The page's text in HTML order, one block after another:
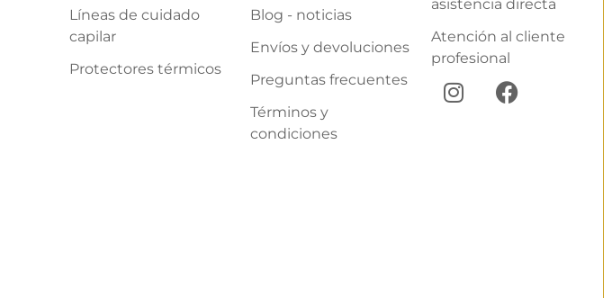
Líneas de cuidado
capilar
Protectores térmicos
Blog - noticias
Envíos y devoluciones
Preguntas frecuentes
Términos y
condiciones
asistencia directa
Atención al cliente
profesional